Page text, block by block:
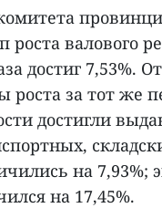
валового
достиг 7,53%.
за тот же
достигли
на 7,93%;
на 17,45%.